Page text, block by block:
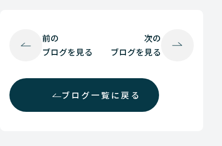
前の
ブログを見る
ブログ一覧に戻る
次の
ブログを見る